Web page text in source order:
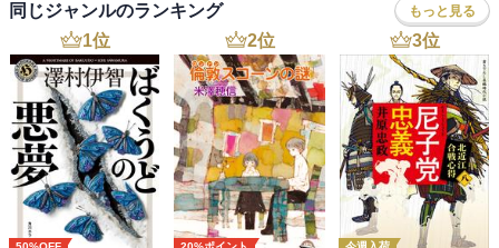
同じジャンルのランキング もっと見る
1位 2位 3位